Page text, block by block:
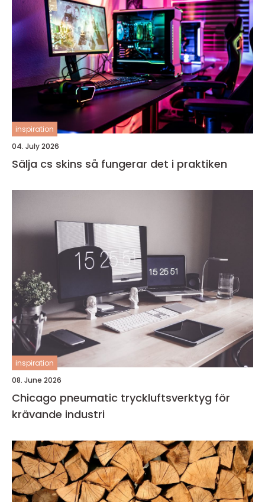
inspiration
04. July 2026
Sälja cs skins så fungerar det i praktiken
inspiration
08. June 2026
Chicago pneumatic tryckluftsverktyg för
krävande industri